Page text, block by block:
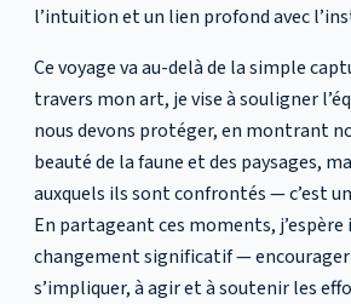
l’intuition et un lien profond avec
Ce voyage va au-delà de la simple
travers mon art, je vise à souligner
nous devons protéger, en montrant
beauté de la faune et des paysages,
auxquels ils sont confrontés — c’est
En partageant ces moments, j’espère
changement significatif —
s’impliquer, à agir et à soutenir les